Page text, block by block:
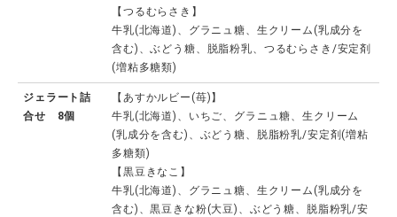
【つるむらさき】
牛乳(北海道)、グラニュ糖、生クリーム(乳成分を
含む)、ぶどう糖、脱脂粉乳、つるむらさき/安定剤
(増粘多糖類)
ジェラート詰
合せ 8個
【あすかルビー(苺)】
牛乳(北海道)、いちご、グラニュ糖、生クリーム
(乳成分を含む)、ぶどう糖、脱脂粉乳/安定剤(増粘
多糖類)
【黒豆きなこ】
牛乳(北海道)、グラニュ糖、生クリーム(乳成分を
含む)、黒豆きな粉(大豆)、ぶどう糖、脱脂粉乳/安